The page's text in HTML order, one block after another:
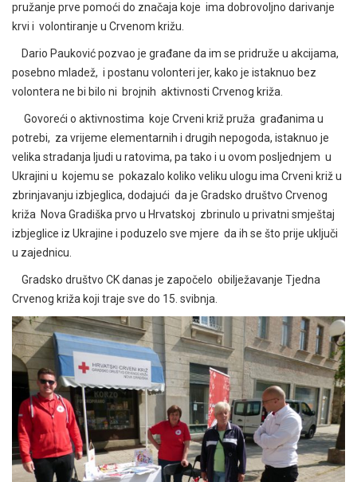
pružanje prve pomoći do značaja koje ima dobrovoljno darivanje
krvi i volontiranje u Crvenom križu.
Dario Pauković pozvao je građane da im se pridruže u akcijama,
posebno mladež, i postanu volonteri jer, kako je istaknuo bez
volontera ne bi bilo ni brojnih aktivnosti Crvenog križa.
Govoreći o aktivnostima koje Crveni križ pruža građanima u
potrebi, za vrijeme elementarnih i drugih nepogoda, istaknuo je
velika stradanja ljudi u ratovima, pa tako i u ovom posljednjem u
Ukrajini u kojemu se pokazalo koliko veliku ulogu ima Crveni križ u
zbrinjavanju izbjeglica, dodajući da je Gradsko društvo Crvenog
križa Nova Gradiška prvo u Hrvatskoj zbrinulo u privatni smještaj
izbjeglice iz Ukrajine i poduzelo sve mjere da ih se što prije uključi
u zajednicu.
Gradsko društvo CK danas je započelo obilježavanje Tjedna
Crvenog križa koji traje sve do 15. svibnja.